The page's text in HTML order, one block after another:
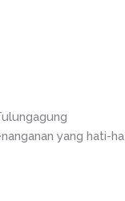
yang hati-